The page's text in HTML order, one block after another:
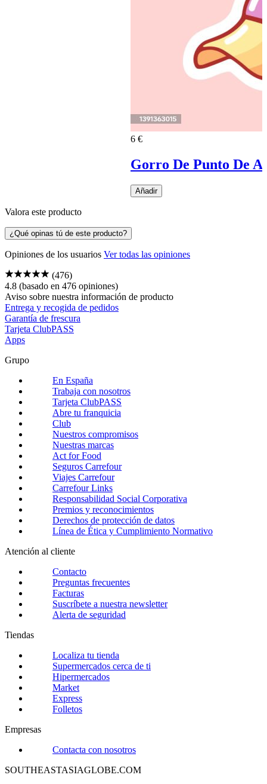
6 €
Gorro De Punto De
Añadir
Valora este producto
¿Qué opinas tú de este producto?
Opiniones de los usuarios Ver todas las opiniones
(476)
4.8 (basado en 476 opiniones)
Aviso sobre nuestra información de producto
Entrega y recogida de pedidos
Garantía de frescura
Tarjeta ClubPASS
Apps
Grupo
En España
Trabaja con nosotros
Tarjeta ClubPASS
Abre tu franquicia
Club
Nuestros compromisos
Nuestras marcas
Act for Food
Seguros Carrefour
Viajes Carrefour
Carrefour Links
Responsabilidad Social Corporativa
Premios y reconocimientos
Derechos de protección de datos
Línea de Ética y Cumplimiento Normativo
Atención al cliente
Contacto
Preguntas frecuentes
Facturas
Suscríbete a nuestra newsletter
Alerta de seguridad
Tiendas
Localiza tu tienda
Supermercados cerca de ti
Hipermercados
Market
Express
Folletos
Empresas
Contacta con nosotros
SOUTHEASTASIAGLOBE.COM